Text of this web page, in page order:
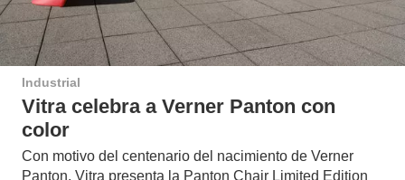
Industrial
Vitra celebra a Verner Panton con
color
Con motivo del centenario del nacimiento de Verner
Panton, Vitra presenta la Panton Chair Limited Edition